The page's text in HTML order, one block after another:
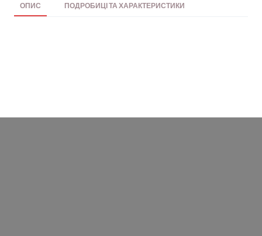
ОПИС ПОДРОБИЦІ ТА ХАРАКТЕРИСТИКИ